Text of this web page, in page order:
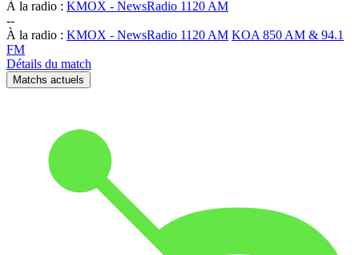
À la radio : KMOX - NewsRadio 1120 AM
--
À la radio : KMOX - NewsRadio 1120 AM KOA 850 AM & 94.1
FM
Détails du match
Matchs actuels